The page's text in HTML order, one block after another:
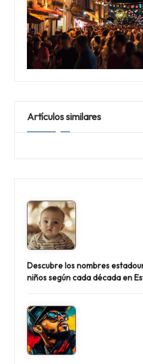
Artículos similares
Descubre los nombres
niños según cada década en